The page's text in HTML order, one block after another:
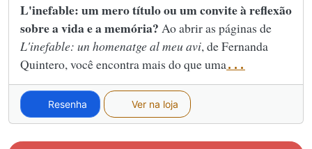
L'inefable: um mero título ou um convite à reflexão
sobre a vida e a memória? Ao abrir as páginas de
L'inefable: un homenatge al meu avi, de Fernanda
Quintero, você encontra mais do que uma...
Resenha Ver na loja